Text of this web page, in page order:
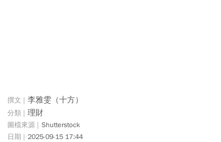
李雅雯（十方）
理財
Shutterstock
2025-09-15 17:44